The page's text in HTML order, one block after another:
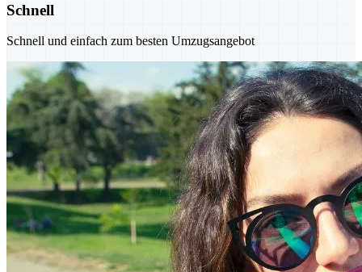
Schnell
Schnell und einfach zum besten Umzugsangebot